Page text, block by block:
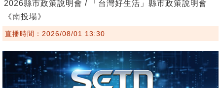
2026縣市政策說明會 / 「台灣好生活」縣市政策說明會
《南投場》
直播時間：2026/08/01 13:30